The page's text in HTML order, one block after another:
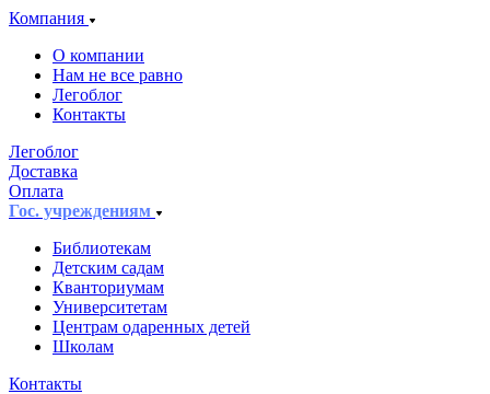
Компания
О компании
Нам не все равно
Легоблог
Контакты
Легоблог
Доставка
Оплата
Гос. учреждениям
Библиотекам
Детским садам
Кванториумам
Университетам
Центрам одаренных детей
Школам
Контакты